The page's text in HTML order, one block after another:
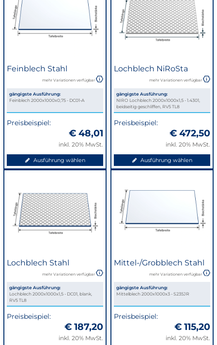
Feinblech Stahl
mehr Variationen verfügbar
gängigste Ausführung:
Feinblech 2000x1000x0,75 - DC01-A
Preisbeispiel:
€ 48,01
inkl. 20% MwSt.
Ausführung wählen
Lochblech NiRoSta
mehr Variationen verfügbar
gängigste Ausführung:
NIRO Lochblech 2000x1000x1,5 - 1.4301,
beidseitig geschliffen, RV5 TL8
Preisbeispiel:
€ 472,50
inkl. 20% MwSt.
Ausführung wählen
Lochblech Stahl
mehr Variationen verfügbar
gängigste Ausführung:
Lochblech 2000x1000x1,5 - DC01, blank,
RV5 TL8
Preisbeispiel:
€ 187,20
inkl. 20% MwSt.
Mittel-/Grobblech Stahl
mehr Variationen verfügbar
gängigste Ausführung:
Mittelblech 2000x1000x3 - S235JR
Preisbeispiel:
€ 115,20
inkl. 20% MwSt.